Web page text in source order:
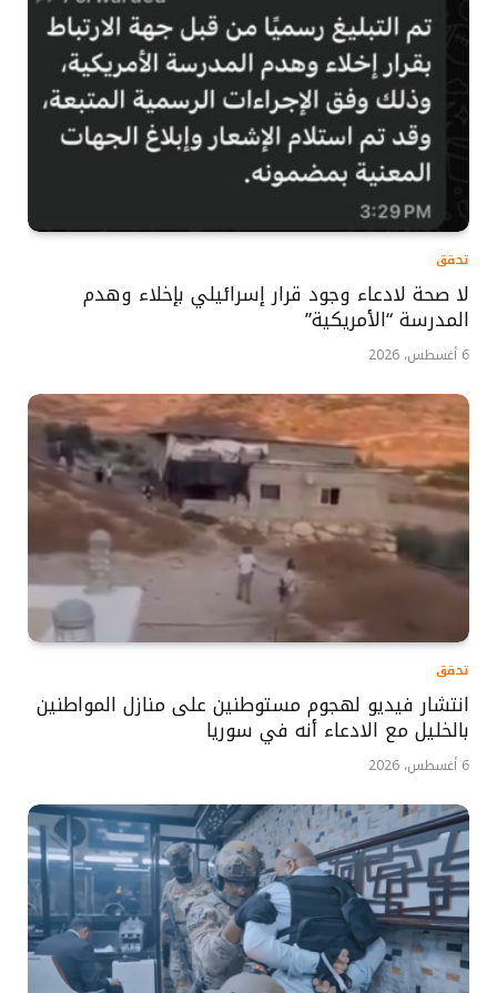
تحقق
لا صحة لادعاء وجود قرار إسرائيلي بإخلاء وهدم
المدرسة “الأمريكية”
6 أغسطس، 2026
تحقق
انتشار فيديو لهجوم مستوطنين على منازل المواطنين
بالخليل مع الادعاء أنه في سوريا
6 أغسطس، 2026